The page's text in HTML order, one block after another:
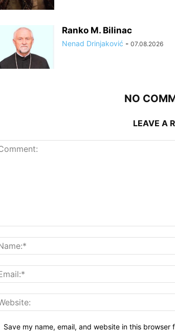
Ranko M. Bilinac
Nenad Drinjaković - 07.08.2026
NO
LEAVE A
Save my name, email, and website in this browser